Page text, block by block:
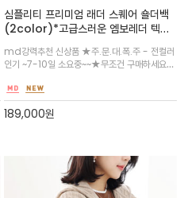
심플리티 프리미엄 래더 스퀘어 숄더백
(2color)*고급스러운 엠보레더 텍스
각진 사각형의 입체적인 쉐입으로 소지
품을 넣어도 모양이 흐트러지지 않아 깔
끔한 연출이 가능/오피스룩이나 데일리
룩에 세련된 포인트
md강력추천 신상품 ★주.문.대.폭.주 - 전컬러
인기 ~7-10일 소요중~~★무조건 구매하세요
양방향 실버 지퍼로 처리되어 개폐가 편리하며,
내부에는 지퍼 포켓과 보조 포켓이 넉넉하게 구
성되어 뛰어난 수납력을 자랑
189,000원